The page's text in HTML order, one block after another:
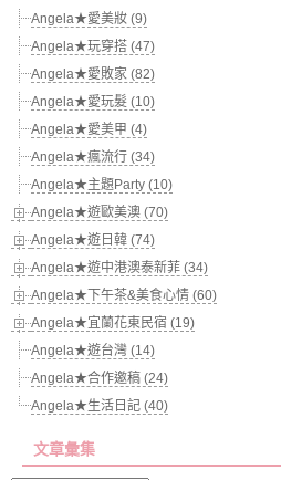
Angela★愛美妝 (9)
Angela★玩穿搭 (47)
Angela★愛敗家 (82)
Angela★愛玩髮 (10)
Angela★愛美甲 (4)
Angela★瘋流行 (34)
Angela★主題Party (10)
Angela★遊歐美澳 (70)
Angela★遊日韓 (74)
Angela★遊中港澳泰新菲 (34)
Angela★下午茶&美食心情 (60)
Angela★宜蘭花東民宿 (19)
Angela★遊台灣 (14)
Angela★合作邀稿 (24)
Angela★生活日記 (40)
文章彙集